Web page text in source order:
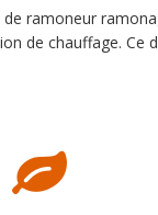
ramoneur
de chauffage.